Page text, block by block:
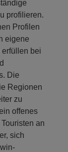
profilieren.
Profilen
eigene
erfüllen bei
Die
Regionen
zu
offenes
an
sich